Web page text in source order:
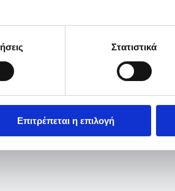
Στατιστικά
Επιτρέπεται η επιλογή